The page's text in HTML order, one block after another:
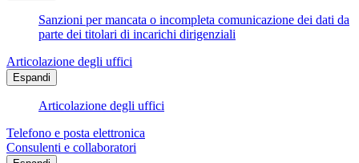
Sanzioni per mancata o incompleta comunicazione dei dati da
parte dei titolari di incarichi dirigenziali
Articolazione degli uffici
Espandi
Articolazione degli uffici
Telefono e posta elettronica
Consulenti e collaboratori